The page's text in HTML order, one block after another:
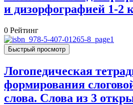
и дизорфографией 1-2
0 Рейтинг
Быстрый просмотр
Логопедическая
формирования
слова. Слова из 3